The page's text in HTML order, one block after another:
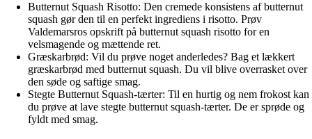
Butternut Squash Risotto: Den cremede konsistens af butternut
squash gør den til en perfekt ingrediens i risotto. Prøv
Valdemarsros opskrift på butternut squash risotto for en
velsmagende og mættende ret.
Græskarbrød: Vil du prøve noget anderledes? Bag et lækkert
græskarbrød med butternut squash. Du vil blive overrasket over
den søde og saftige smag.
Stegte Butternut Squash-tærter: Til en hurtig og nem frokost kan
du prøve at lave stegte butternut squash-tærter. De er sprøde og
fyldt med smag.